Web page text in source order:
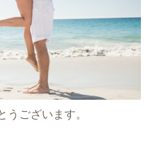
うございます。